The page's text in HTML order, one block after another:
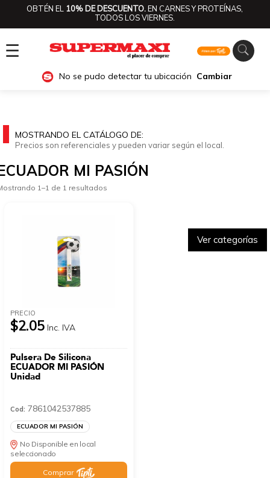
OBTÉN EL 10% DE DESCUENTO.EN CARNES Y PROTEÍNAS,
TODOS LOS VIERNES.
☰
No se pudo detectar tu ubicación Cambiar
Ver categorías
MOSTRANDO EL CATÁLOGO DE:
Precios son referenciales y pueden variar según el local.
MI PASIÓN
1–1 de 1 resultados
PRECIO
$2.05 Inc. IVA
Pulsera De Silicona
ECUADOR MI PASIÓN
Unidad
Cod: 7861042537885
ECUADOR MI PASIÓN
No Disponible en local
seleccionado
Comprar